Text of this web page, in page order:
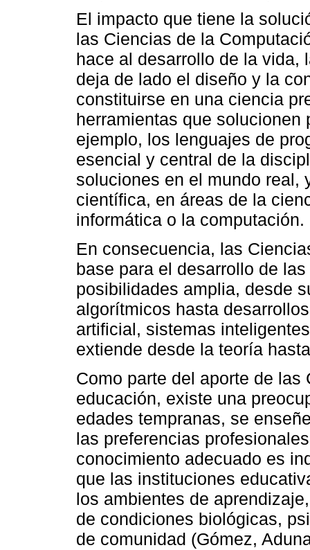
El impacto que tiene la
las Ciencias de la
hace al desarrollo de la vida,
deja de lado el diseño y la
constituirse en una ciencia
herramientas que solucionen
ejemplo, los lenguajes de
esencial y central de la
soluciones en el mundo real,
científica, en áreas de la
informática o la computación.
En consecuencia, las
base para el desarrollo de
posibilidades amplia, desde
algorítmicos hasta
artificial, sistemas
extiende desde la teoría
Como parte del aporte de
educación, existe una
edades tempranas, se
las preferencias
conocimiento adecuado es
que las instituciones
los ambientes de
de condiciones biológicas,
de comunidad (Gómez,